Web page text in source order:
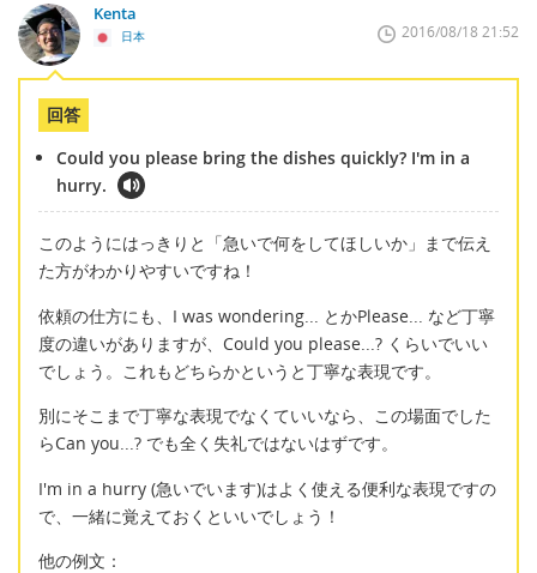
Kenta
日本 2016/08/18 21:52
回答
Could you please bring the dishes quickly? I'm in a
hurry.
このようにはっきりと「急いで何をしてほしいか」まで伝え
た方がわかりやすいですね！
依頼の仕方にも、I was wondering... とかPlease... など丁寧
度の違いがありますが、Could you please...? くらいでいい
でしょう。これもどちらかというと丁寧な表現です。
別にそこまで丁寧な表現でなくていいなら、この場面でした
らCan you...? でも全く失礼ではないはずです。
I'm in a hurry (急いでいます)はよく使える便利な表現ですの
で、一緒に覚えておくといいでしょう！
他の例文：